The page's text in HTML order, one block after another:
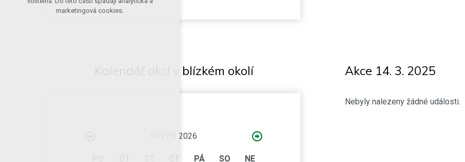
Kalendář akcí v blízkém okolí
SRPEN 2026
PÁ SO
NE
Akce 14. 3. 2025
Nebyly nalezeny žádné události.
Odmítnout vše
marketingová cookies.